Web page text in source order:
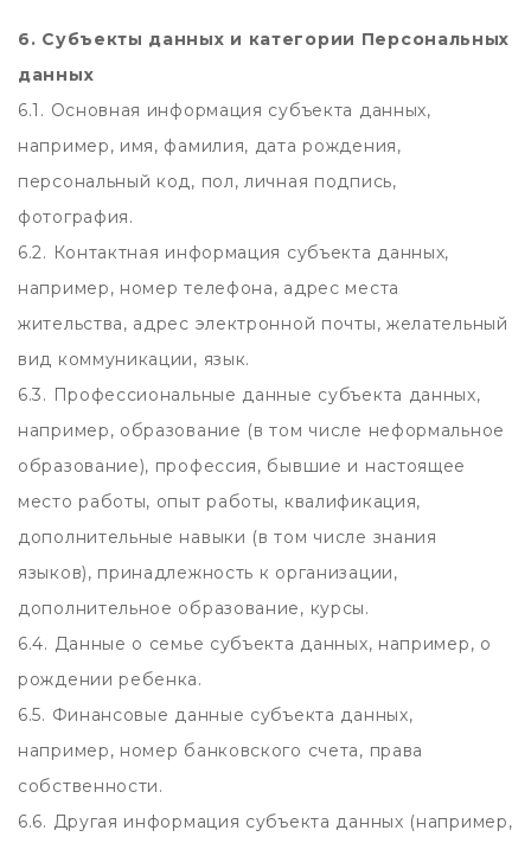
6. Субъекты данных и категории Персональных
данных
6.1. Основная информация субъекта данных,
например, имя, фамилия, дата рождения,
персональный код, пол, личная подпись,
фотография.
6.2. Контактная информация субъекта данных,
например, номер телефона, адрес места
жительства, адрес электронной почты, желательный
вид коммуникации, язык.
6.3. Профессиональные данные субъекта данных,
например, образование (в том числе неформальное
образование), профессия, бывшие и настоящее
место работы, опыт работы, квалификация,
дополнительные навыки (в том числе знания
языков), принадлежность к организации,
дополнительное образование, курсы.
6.4. Данные о семье субъекта данных, например, о
рождении ребенка.
6.5. Финансовые данные субъекта данных,
например, номер банковского счета, права
собственности.
6.6. Другая информация субъекта данных (например,